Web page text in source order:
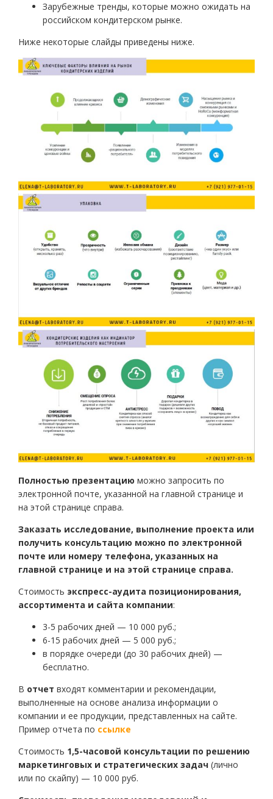
Зарубежные тренды, которые можно ожидать на
российском кондитерском рынке.
Ниже некоторые слайды приведены ниже.
Полностью презентацию можно запросить по
электронной почте, указанной на главной странице и
на этой странице справа.
Заказать исследование, выполнение проекта или
получить консультацию можно по электронной
почте или номеру телефона, указанных на
главной странице и на этой странице справа.
Стоимость экспресс-аудита позиционирования,
ассортимента и сайта компании:
3-5 рабочих дней — 10 000 руб.;
6-15 рабочих дней — 5 000 руб.;
в порядке очереди (до 30 рабочих дней) —
бесплатно.
В отчет входят комментарии и рекомендации,
выполненные на основе анализа информации о
компании и ее продукции, представленных на сайте.
Пример отчета по ссылке
Стоимость 1,5-часовой консультации по решению
маркетинговых и стратегических задач (лично
или по скайпу) — 10 000 руб.